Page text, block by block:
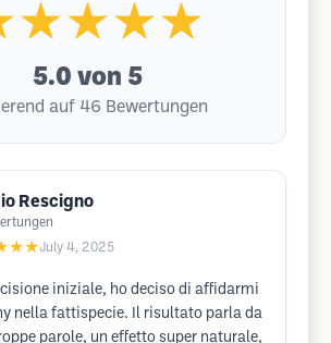
5.0 von 5
auf 46 Bewertungen
Rescigno
July 4, 2025
iniziale, ho deciso di affidarmi
nella fattispecie. Il risultato parla da
parole, un effetto super naturale,